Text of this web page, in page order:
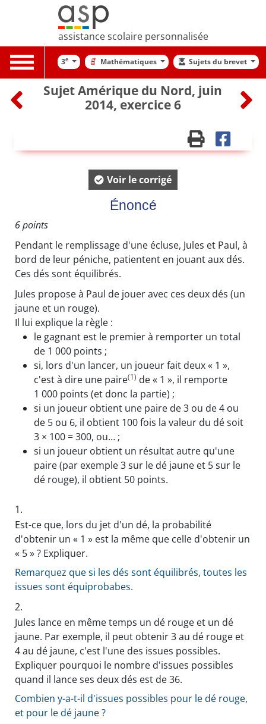
assistance scolaire personnalisée
Toggle
navigation
3e Mathématiques Sujets du brevet
Sujet Amérique du Nord, juin
2014, exercice 6
Voir le corrigé
Énoncé
6 points
Pendant le remplissage d'une écluse, Jules et Paul, à
bord de leur péniche, patientent en jouant aux dés.
Ces dés sont équilibrés.
Jules propose à Paul de jouer avec ces deux dés (un
jaune et un rouge).
Il lui explique la règle :
le gagnant est le premier à remporter un total
de 1 000 points ;
si, lors d'un lancer, un joueur fait deux « 1 »,
c'est à dire une paire(1) de « 1 », il remporte
1 000 points (et donc la partie) ;
si un joueur obtient une paire de 3 ou de 4 ou
de 5 ou 6, il obtient 100 fois la valeur du dé soit
3 × 100 = 300, ou… ;
si un joueur obtient un résultat autre qu'une
paire (par exemple 3 sur le dé jaune et 5 sur le
dé rouge), il obtient 50 points.
1.
Est-ce que, lors du jet d'un dé, la probabilité
d'obtenir un « 1 » est la même que celle d'obtenir un
« 5 » ? Expliquer.
Remarquez que si les dés sont équilibrés, toutes les
issues sont équiprobabes.
2.
Jules lance en même temps un dé rouge et un dé
jaune. Par exemple, il peut obtenir 3 au dé rouge et
4 au dé jaune, c'est l'une des issues possibles.
Expliquer pourquoi le nombre d'issues possibles
quand il lance ses deux dés est de 36.
Combien y-a-t-il d'issues possibles pour le dé rouge,
et pour le dé jaune ?